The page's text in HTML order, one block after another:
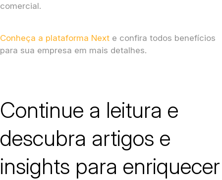
comercial.
Conheça a plataforma Next e confira todos benefícios
para sua empresa em mais detalhes.
Continue a leitura e
descubra artigos e
insights para enriquecer